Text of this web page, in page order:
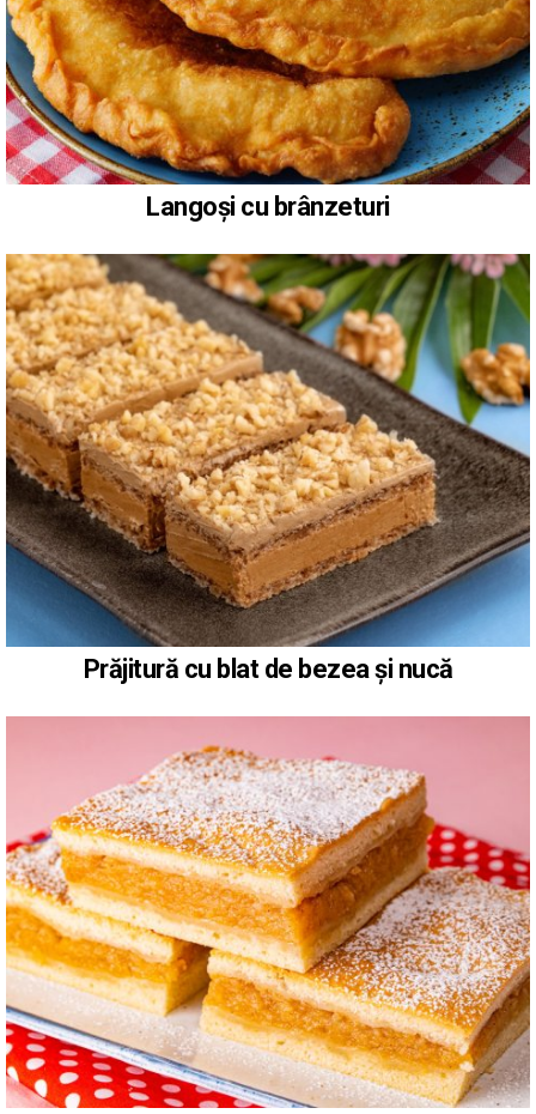
Langoși cu brânzeturi
Prăjitură cu blat de bezea și nucă